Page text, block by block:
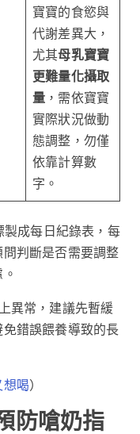
寶寶的食慾與
代謝差異大，
尤其母乳寶寶
更難量化攝取
量 ，需依寶寶
實際狀況做動
態調整，勿僅
依靠計算數
字。
製成每日紀錄表，每
判斷是否需要調整
異常，建議先暫緩
錯誤餵養導致的長
想喝）
防嗆奶指